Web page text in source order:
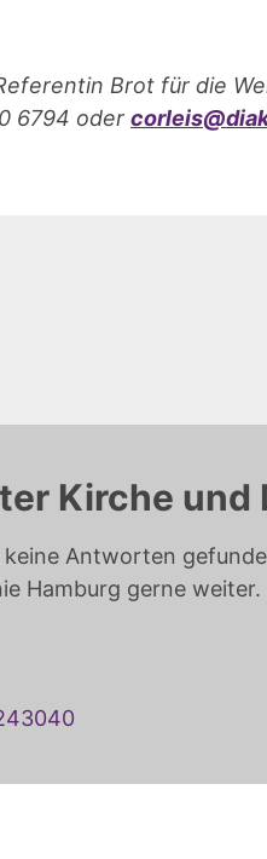
Brot für die
6794 oder
Kirche und
keine Antworten
Hamburg gerne weiter.